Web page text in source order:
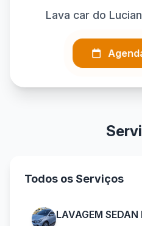
Lava car do
Todos os Serviços
LAVAGEM SEDAN